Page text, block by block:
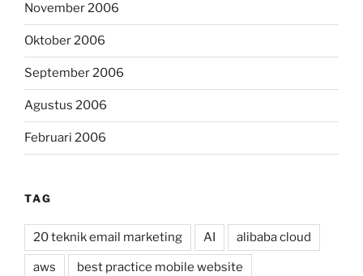
November 2006
Oktober 2006
September 2006
Agustus 2006
Februari 2006
TAG
20 teknik email marketing AI alibaba cloud
aws best practice mobile website